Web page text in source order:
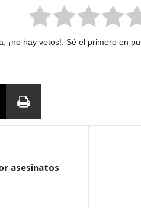
¡no hay votos!. Sé el primero en
asesinatos